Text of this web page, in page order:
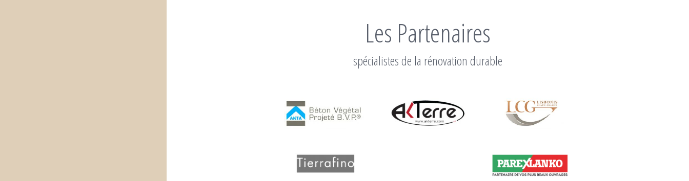
Les Partenaires
spécialistes de la rénovation durable